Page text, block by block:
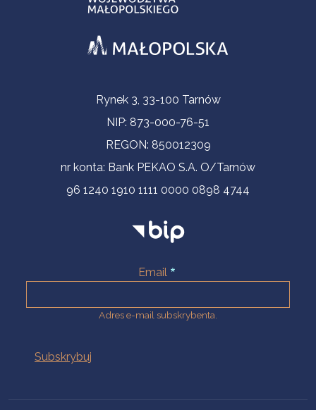
Informacje kontaktoweRynek 3, 33-100 Tarnów
NIP: 873-000-76-51
REGON: 850012309
nr konta: Bank PEKAO S.A. O/Tarnów
96 1240 1910 1111 0000 0898 4744
Email
Adres e-mail subskrybenta.